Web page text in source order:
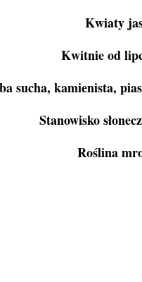
Kwiaty
Kwitnie od
sucha, kamienista,
Stanowisko
Roślina